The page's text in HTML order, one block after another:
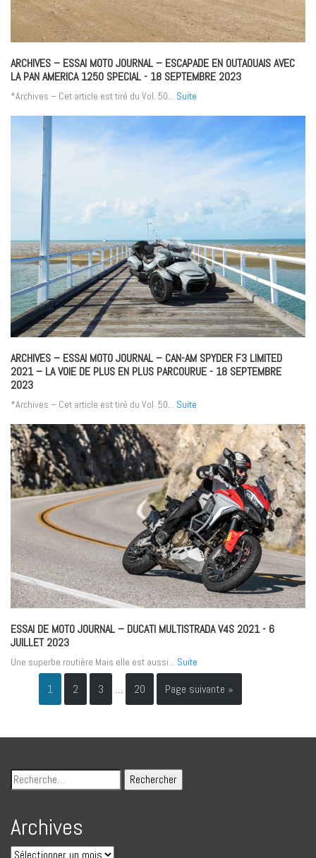
ARCHIVES – ESSAI MOTO JOURNAL – ESCAPADE EN OUTAOUAIS AVEC
LA PAN AMERICA 1250 SPECIAL- 18 SEPTEMBRE 2023
*Archives – Cet article est tiré du Vol. 50... Suite
ARCHIVES – ESSAI MOTO JOURNAL – CAN-AM SPYDER F3 LIMITED
2021 – LA VOIE DE PLUS EN PLUS PARCOURUE- 18 SEPTEMBRE
2023
*Archives – Cet article est tiré du Vol. 50... Suite
ESSAI DE MOTO JOURNAL – DUCATI MULTISTRADA V4S 2021- 6
JUILLET 2023
Une superbe routière Mais elle est aussi... Suite
1 2 3 … 20 Page suivante »
Archives